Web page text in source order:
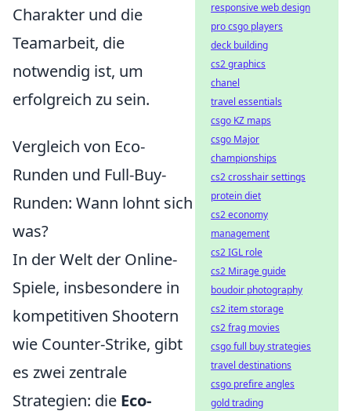
Charakter und die
Teamarbeit, die
notwendig ist, um
erfolgreich zu sein.
Vergleich von Eco-
Runden und Full-Buy-
Runden: Wann lohnt sich
was?
In der Welt der Online-
Spiele, insbesondere in
kompetitiven Shootern
wie Counter-Strike, gibt
es zwei zentrale
Strategien: die Eco-
responsive web design
pro csgo players
deck building
cs2 graphics
chanel
travel essentials
csgo KZ maps
csgo Major
championships
cs2 crosshair settings
protein diet
cs2 economy
management
cs2 IGL role
cs2 Mirage guide
boudoir photography
cs2 item storage
cs2 frag movies
csgo full buy strategies
travel destinations
csgo prefire angles
gold trading